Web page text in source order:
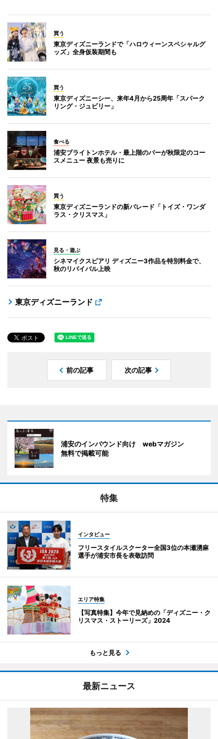
買う
東京ディズニーランドで「ハロウィーンスペシャルグ
ッズ」全身仮装期間も
買う
東京ディズニーシー、来年4月から25周年「スパーク
リング・ジュビリー」
食べる
浦安ブライトンホテル・最上階のバーが秋限定のコー
スメニュー 夜景も売りに
買う
東京ディズニーランドの新パレード「トイズ・ワンダ
ラス・クリスマス」
見る・遊ぶ
シネマイクスピアリ ディズニー3作品を特別料金で、
秋のリバイバル上映
東京ディズニーランド
前の記事 次の記事
浦安のインバウンド向け webマガジン
無料で掲載可能
特集
インタビュー
フリースタイルスクーター全国3位の本瀬湧麻
選手が浦安市長を表敬訪問
エリア特集
【写真特集】今年で見納めの「ディズニー・ク
リスマス・ストーリーズ」2024
もっと見る
最新ニュース